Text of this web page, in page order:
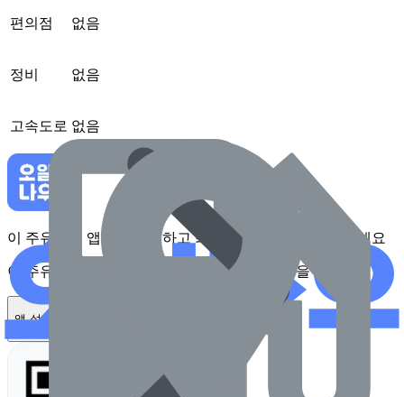
편의점 없음
정비 없음
고속도로 없음
이 주유소를 앱에서 확인하고 최대 1만원 혜택을 받아보세요
이 주유소를 앱에서 확인하고 최대 1만원 혜택을 받아보세요
앱 설치하기